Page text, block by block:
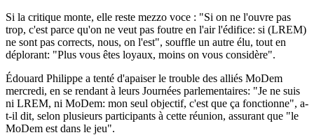
Si la critique monte, elle reste mezzo voce : "Si on ne l'ouvre pas
trop, c'est parce qu'on ne veut pas foutre en l'air l'édifice: si (LREM)
ne sont pas corrects, nous, on l'est", souffle un autre élu, tout en
déplorant: "Plus vous êtes loyaux, moins on vous considère".
Édouard Philippe a tenté d'apaiser le trouble des alliés MoDem
mercredi, en se rendant à leurs Journées parlementaires: "Je ne suis
ni LREM, ni MoDem: mon seul objectif, c'est que ça fonctionne", a-
t-il dit, selon plusieurs participants à cette réunion, assurant que "le
MoDem est dans le jeu".